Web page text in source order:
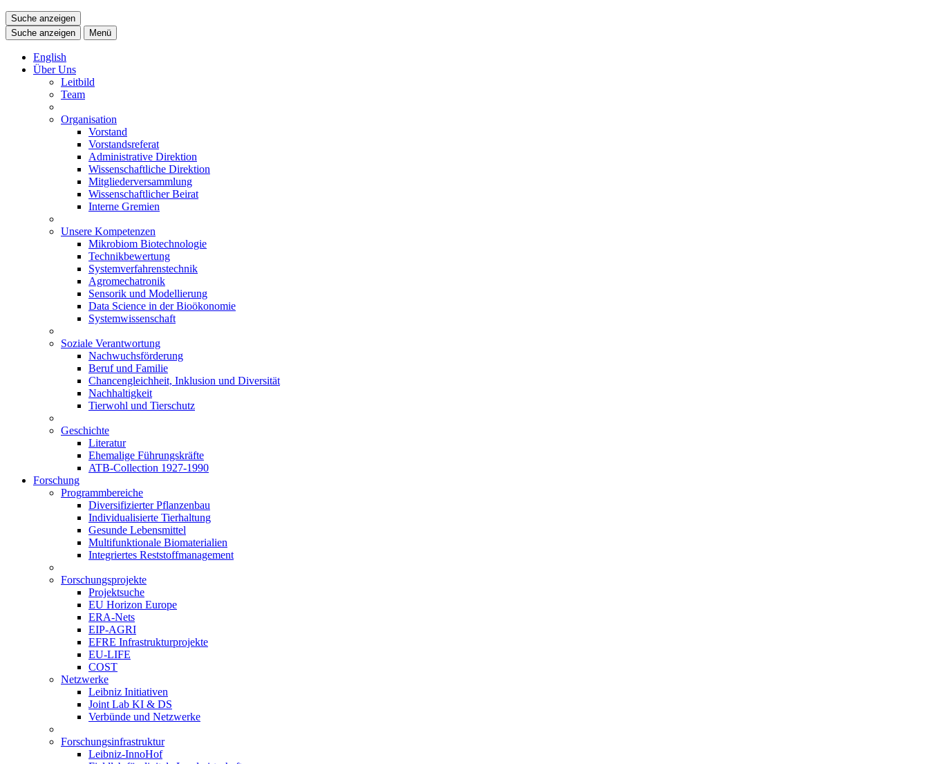
Suche anzeigen
Suche anzeigen
Menü
English
Über Uns
Leitbild
Team
Organisation
Vorstand
Vorstandsreferat
Administrative Direktion
Wissenschaftliche Direktion
Mitgliederversammlung
Wissenschaftlicher Beirat
Interne Gremien
Unsere Kompetenzen
Mikrobiom Biotechnologie
Technikbewertung
Systemverfahrenstechnik
Agromechatronik
Sensorik und Modellierung
Data Science in der Bioökonomie
Systemwissenschaft
Soziale Verantwortung
Nachwuchsförderung
Beruf und Familie
Chancengleichheit, Inklusion und Diversität
Nachhaltigkeit
Tierwohl und Tierschutz
Geschichte
Literatur
Ehemalige Führungskräfte
ATB-Collection 1927-1990
Forschung
Programmbereiche
Diversifizierter Pflanzenbau
Individualisierte Tierhaltung
Gesunde Lebensmittel
Multifunktionale Biomaterialien
Integriertes Reststoffmanagement
Forschungsprojekte
Projektsuche
EU Horizon Europe
ERA-Nets
EIP-AGRI
EFRE Infrastrukturprojekte
EU-LIFE
COST
Netzwerke
Leibniz Initiativen
Joint Lab KI & DS
Verbünde und Netzwerke
Forschungsinfrastruktur
Leibniz-InnoHof